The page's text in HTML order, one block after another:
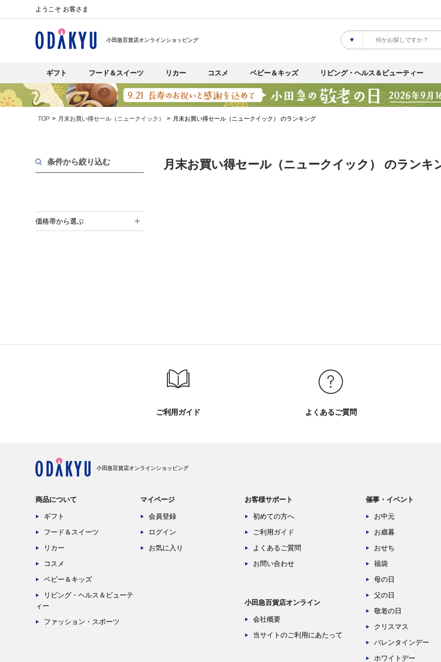
ようこそ お客さま
小田急百貨店オンラインショッピング
ギフト フード＆スイーツ リカー コスメ ベビー＆キッズ リビング・ヘルス＆ビューティー
TOP 月末お買い得セール（ニュークイック） 月末お買い得セール（ニュークイック） のランキング
条件から絞り込む
価格帯から選ぶ
月末お買い得セール（ニュークイック） のランキ
ご利用ガイド よくあるご質問
小田急百貨店オンラインショッピング
商品について
ギフト
フード＆スイーツ
リカー
コスメ
ベビー＆キッズ
リビング・ヘルス＆ビューテ
ィー
ファッション・スポーツ
マイページ
会員登録
ログイン
お気に入り
お客様サポート
初めての方へ
ご利用ガイド
よくあるご質問
お問い合わせ
小田急百貨店オンライン
会社概要
当サイトのご利用にあたって
催事・イベント
お中元
お歳暮
おせち
福袋
母の日
父の日
敬老の日
クリスマス
バレンタインデー
ホワイトデー